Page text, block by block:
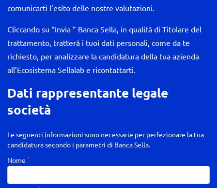
comunicarti l’esito delle nostre valutazioni.
Cliccando su “Invia ” Banca Sella, in qualità di Titolare del
trattamento, tratterà i tuoi dati personali, come da te
richiesto, per analizzare la candidatura della tua azienda
all’Ecosistema Sellalab e ricontattarti.
Dati rappresentante legale
società
Le seguenti informazioni sono necessarie per perfezionare la tua
candidatura secondo i parametri di Banca Sella.
Nome *